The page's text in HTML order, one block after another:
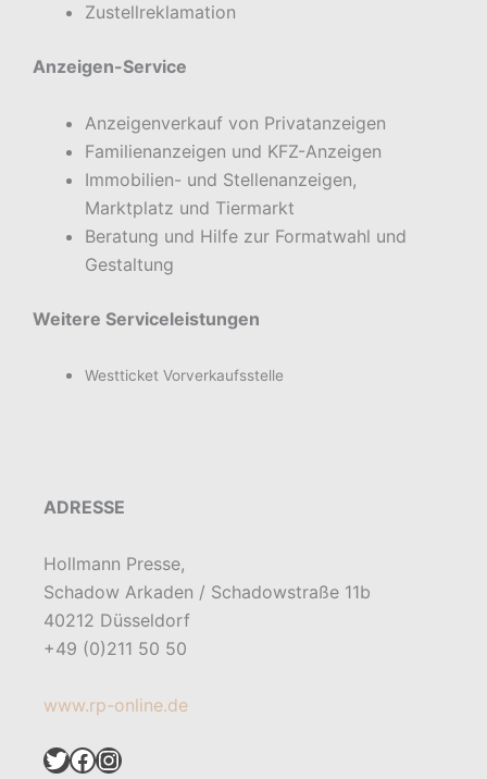
Zustellreklamation
Anzeigen-Service
Anzeigenverkauf von Privatanzeigen
Familienanzeigen und KFZ-Anzeigen
Immobilien- und Stellenanzeigen,
Marktplatz und Tiermarkt
Beratung und Hilfe zur Formatwahl und
Gestaltung
Weitere Serviceleistungen
Westticket Vorverkaufsstelle
ADRESSE
Hollmann Presse,
Schadow Arkaden / Schadowstraße 11b
40212 Düsseldorf
+49 (0)211 50 50
www.rp-online.de
Twitter Facebook Instagram